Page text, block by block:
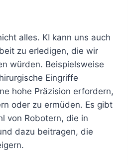
alles. KI kann uns auch
zu erledigen, die wir
würden. Beispielsweise
Eingriffe
hohe Präzision erfordern,
oder zu ermüden. Es gibt
von Robotern, die in
dazu beitragen, die